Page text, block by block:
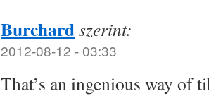
Burchardszerint:
2012-08-12 - 03:33
That’s an ingenious way of